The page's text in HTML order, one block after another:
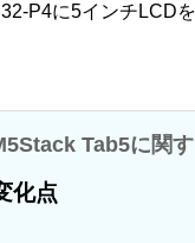
P4に5インチLCD
Tab5に関
化点